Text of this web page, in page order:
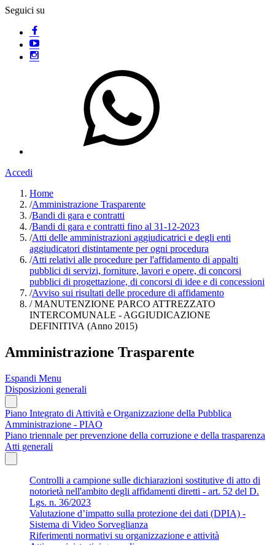
Seguici su
Accedi
Home
/Amministrazione Trasparente
/Bandi di gara e contratti
/Bandi di gara e contratti fino al 31-12-2023
/Atti delle amministrazioni aggiudicatrici e degli enti
aggiudicatori distintamente per ogni procedura
/Atti relativi alle procedure per l'affidamento di appalti
pubblici di servizi, forniture, lavori e opere, di concorsi
pubblici di progettazione, di concorsi di idee e di concessioni
/Avviso sui risultati delle procedure di affidamento
/MANUTENZIONE PARCO ATTREZZATO
INTERCOMUNALE - AGGIUDICAZIONE
DEFINITIVA (Anno 2015)
Amministrazione Trasparente
Espandi Menu
Disposizioni generali
Piano Integrato di Attività e Organizzazione della Pubblica
Amministrazione - PIAO
Piano triennale per prevenzione della corruzione e della trasparenza
Atti generali
Controlli a campione sulle dichiarazioni sostitutive di atto di
notorietà nell'ambito degli affidamenti diretti - art. 52 del D.
Lgs. n. 36/2023
Valutazione d’impatto sulla protezione dei dati (DPIA) -
Sistema di Video Sorveglianza
Riferimenti normativi su organizzazione e attività